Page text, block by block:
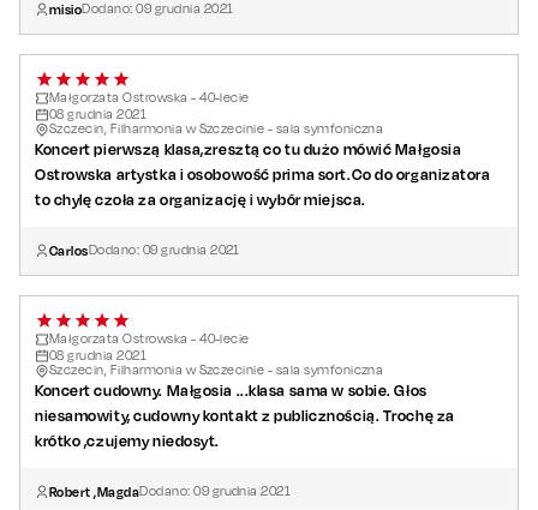
misioDodano:09 grudnia 2021
Małgorzata Ostrowska - 40-lecie
08 grudnia 2021
Szczecin, Filharmonia w Szczecinie - sala symfoniczna
Koncert pierwszą klasa,zresztą co tu dużo mówić Małgosia
Ostrowska artystka i osobowość prima sort.Co do organizatora
to chylę czoła za organizację i wybór miejsca.
CarlosDodano: 09 grudnia 2021
Małgorzata Ostrowska - 40-lecie
08 grudnia 2021
Szczecin, Filharmonia w Szczecinie - sala symfoniczna
Koncert cudowny. Małgosia ...klasa sama w sobie. Głos
niesamowity, cudowny kontakt z publicznością. Trochę za
krótko ,czujemy niedosyt.
Robert ,MagdaDodano:09 grudnia 2021